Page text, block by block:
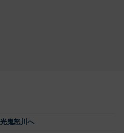
鬼怒川へ